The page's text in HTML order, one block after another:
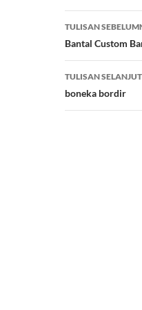
b
o
o
k
er
Navigasi
Tulisan
TULISAN
Bantal Custom
TULISAN
boneka bordir